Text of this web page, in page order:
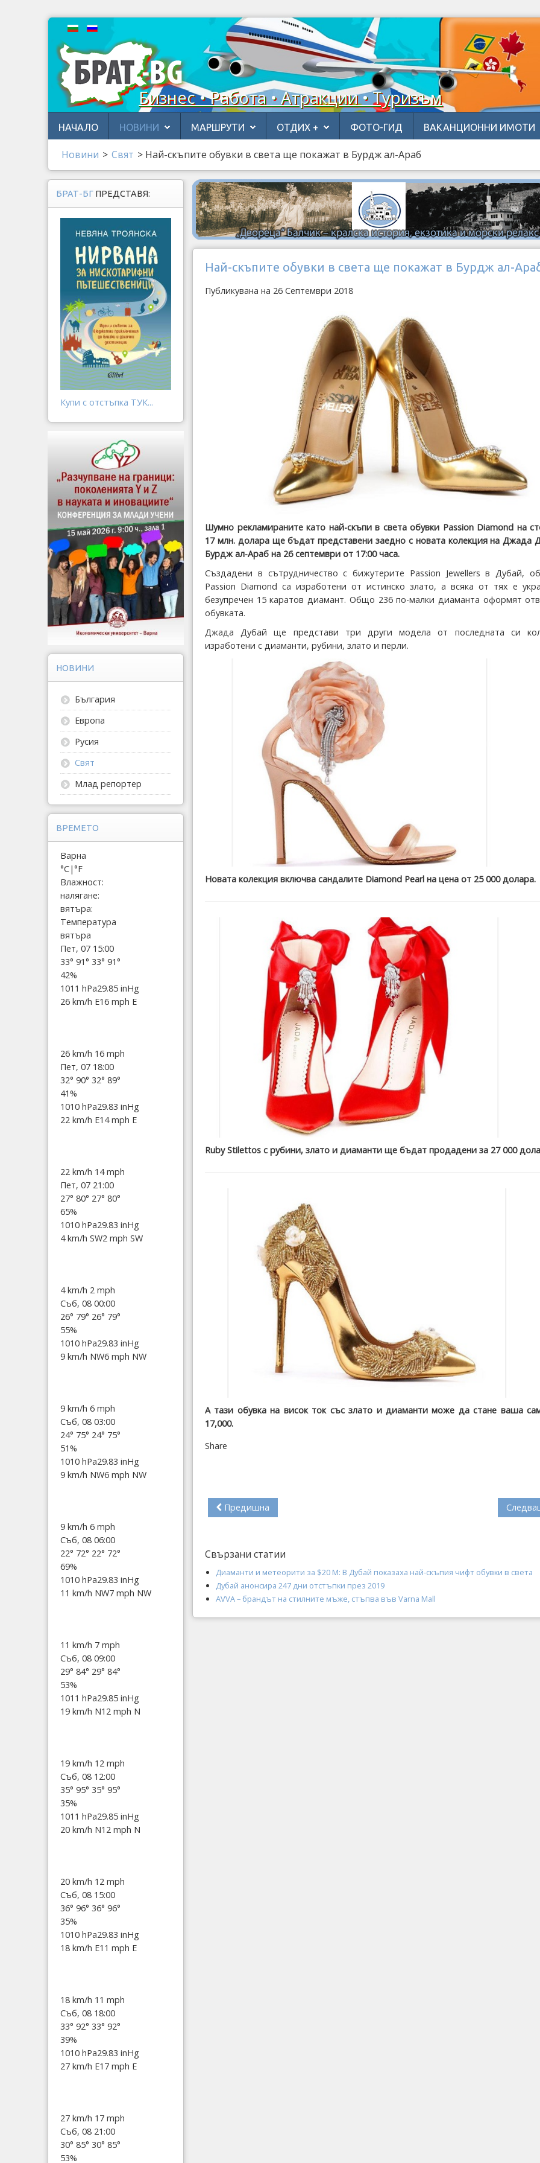
Бизнес • Работа • Атракции • Туризъм
НАЧАЛО НОВИНИ МАРШРУТИ ОТДИХ + ФОТО-ГИД ВАКАНЦИОННИ ИМОТИ
Новини > Свят > Най-скъпите обувки в света ще покажат в Бурдж ал-Араб
Най-скъпите обувки в света ще покажат в Бурдж ал-
Публикувана на 26 Септември 2018
Шумно рекламираните като най-скъпи в света обувки Passion Diamond на
17 млн. долара ще бъдат представени заедно с новата колекция на Джада
Бурдж ал-Араб на 26 септември от 17:00 часа.
Създадени в сътрудничество с бижутерите Passion Jewellers в Дубай,
Passion Diamond са изработени от истинско злато, а всяка от тях е
безупречен 15 каратов диамант. Общо 236 по-малки диаманта оформят
обувката.
Джада Дубай ще представи три други модела от последната си
изработени с диаманти, рубини, злато и перли.
Новата колекция включва сандалите Diamond Pearl на цена от 25 000 долара.
Ruby Stilettos с рубини, злато и диаманти ще бъдат продадени за 27 000
А тази обувка на висок ток със злато и диаманти може да стане ваша
17,000.
Share
Предишна
Свързани статии
Диаманти и метеорити за $20 M: В Дубай показаха най-скъпия чифт обувки в света
Дубай анонсира 247 дни отстъпки през 2019
AVVA – брандът на стилните мъже, стъпва във Varna Mall
БРАТ-БГ ПРЕДСТАВЯ:
Купи с отстъпка ТУК...
НОВИНИ
България
Европа
Русия
Свят
Млад репортер
ВРЕМЕТО
Варна
°C|°F
Влажност:
налягане:
вятъра:
Температура
вятъра
Пет, 07 15:00
33° 91° 33° 91°
42%
1011 hPa29.85 inHg
26 km/h E16 mph E
26 km/h 16 mph
Пет, 07 18:00
32° 90° 32° 89°
41%
1010 hPa29.83 inHg
22 km/h E14 mph E
22 km/h 14 mph
Пет, 07 21:00
27° 80° 27° 80°
65%
1010 hPa29.83 inHg
4 km/h SW2 mph SW
4 km/h 2 mph
Съб, 08 00:00
26° 79° 26° 79°
55%
1010 hPa29.83 inHg
9 km/h NW6 mph NW
9 km/h 6 mph
Съб, 08 03:00
24° 75° 24° 75°
51%
1010 hPa29.83 inHg
9 km/h NW6 mph NW
9 km/h 6 mph
Съб, 08 06:00
22° 72° 22° 72°
69%
1010 hPa29.83 inHg
11 km/h NW7 mph NW
11 km/h 7 mph
Съб, 08 09:00
29° 84° 29° 84°
53%
1011 hPa29.85 inHg
19 km/h N12 mph N
19 km/h 12 mph
Съб, 08 12:00
35° 95° 35° 95°
35%
1011 hPa29.85 inHg
20 km/h N12 mph N
20 km/h 12 mph
Съб, 08 15:00
36° 96° 36° 96°
35%
1010 hPa29.83 inHg
18 km/h E11 mph E
18 km/h 11 mph
Съб, 08 18:00
33° 92° 33° 92°
39%
1010 hPa29.83 inHg
27 km/h E17 mph E
27 km/h 17 mph
Съб, 08 21:00
30° 85° 30° 85°
53%